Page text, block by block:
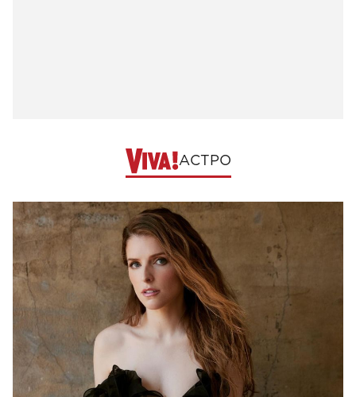
АСТРО